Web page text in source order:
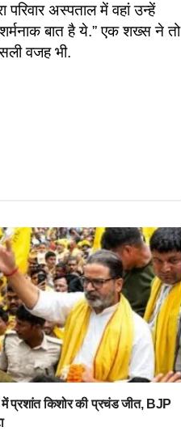
अस्पताल में वहां उन्हें
बात है ये.” एक शख्स ने तो
वजह भी.
में प्रशांत किशोर की प्रचंड जीत, BJP